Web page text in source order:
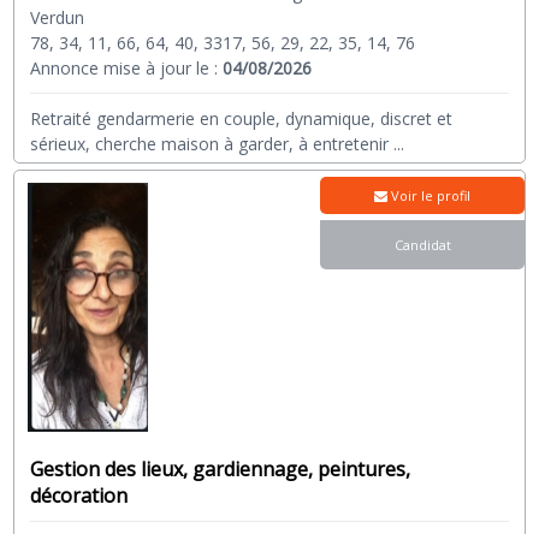
Verdun
78, 34, 11, 66, 64, 40, 3317, 56, 29, 22, 35, 14, 76
Annonce mise à jour le :04/08/2026
Retraité gendarmerie en couple, dynamique, discret et
sérieux, cherche maison à garder, à entretenir ...
Gestion des lieux, gardiennage, peintures,
décoration
Voir le profil
Candidat